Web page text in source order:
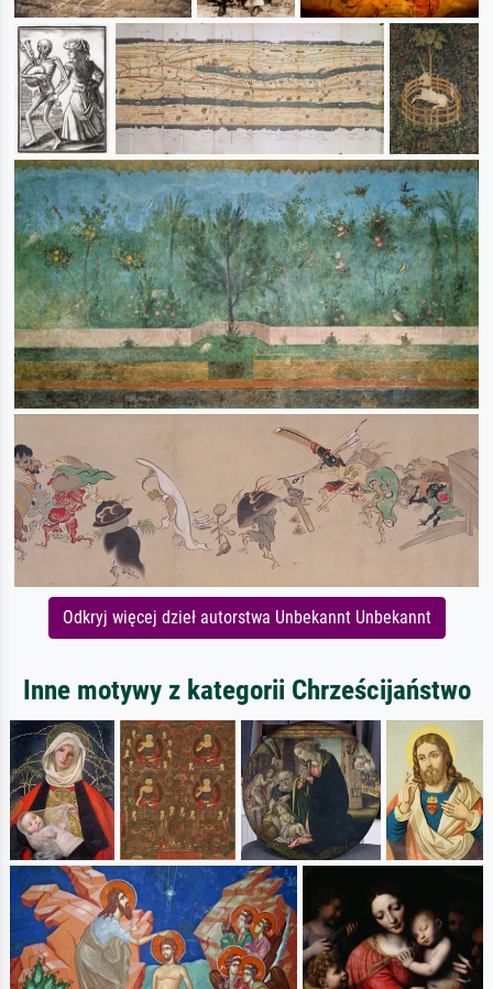
Odkryj więcej dzieł autorstwa Unbekannt Unbekannt
Inne motywy z kategorii Chrześcijaństwo